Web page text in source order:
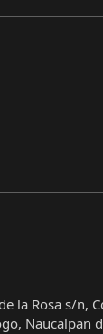
la Rosa s/n,
Naucalpan